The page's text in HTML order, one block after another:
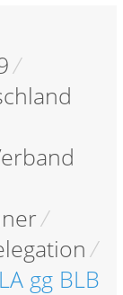
/
/
/
gg BLB